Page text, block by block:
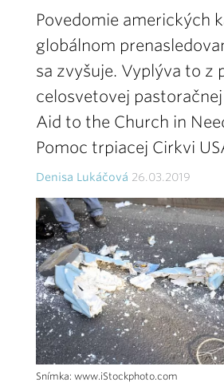
Povedomie amerických
globálnom
sa zvyšuje. Vyplýva to z
celosvetovej
Aid to the Church in
Pomoc trpiacej Cirkvi
Denisa Lukáčová 26.03.2019
Snímka: www.iStockphoto.com